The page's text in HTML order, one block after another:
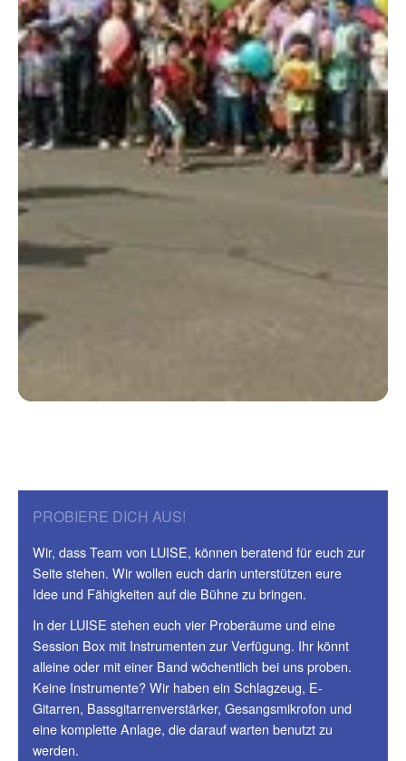
PROBIERE DICH AUS!
Wir, dass Team von LUISE, können beratend für euch zur
Seite stehen. Wir wollen euch darin unterstützen eure
Idee und Fähigkeiten auf die Bühne zu bringen.
In der LUISE stehen euch vier Proberäume und eine
Session Box mit Instrumenten zur Verfügung. Ihr könnt
alleine oder mit einer Band wöchentlich bei uns proben.
Keine Instrumente? Wir haben ein Schlagzeug, E-
Gitarren, Bassgitarrenverstärker, Gesangsmikrofon und
eine komplette Anlage, die darauf warten benutzt zu
werden.